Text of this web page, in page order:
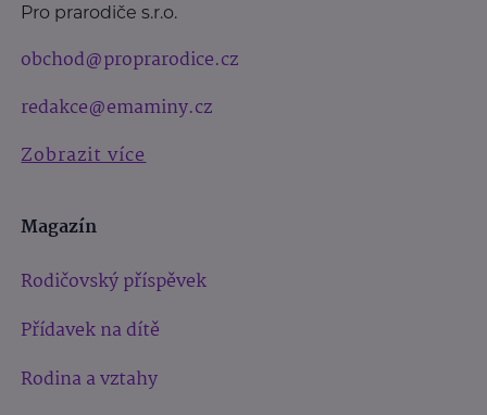
Pro prarodiče s.r.o.
obchod@proprarodice.cz
redakce@emaminy.cz
Zobrazit více
Magazín
Rodičovský příspěvek
Přídavek na dítě
Rodina a vztahy